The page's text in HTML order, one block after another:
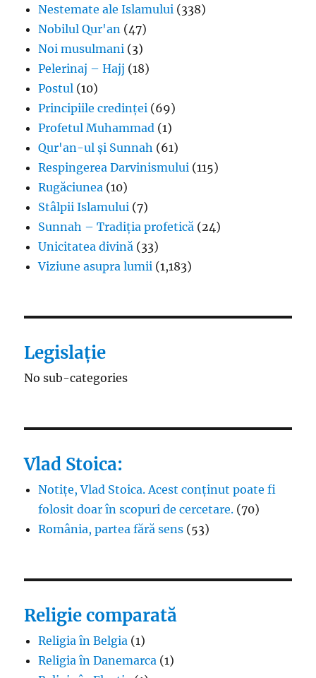
Nestemate ale Islamului (338)
Nobilul Qur'an (47)
Noi musulmani (3)
Pelerinaj – Hajj (18)
Postul (10)
Principiile credinței (69)
Profetul Muhammad (1)
Qur'an-ul și Sunnah (61)
Respingerea Darvinismului (115)
Rugăciunea (10)
Stâlpii Islamului (7)
Sunnah – Tradiția profetică (24)
Unicitatea divină (33)
Viziune asupra lumii (1,183)
Legislație
No sub-categories
Vlad Stoica:
Notițe, Vlad Stoica. Acest conținut poate fi
folosit doar în scopuri de cercetare. (70)
România, partea fără sens (53)
Religie comparată
Religia în Belgia (1)
Religia în Danemarca (1)